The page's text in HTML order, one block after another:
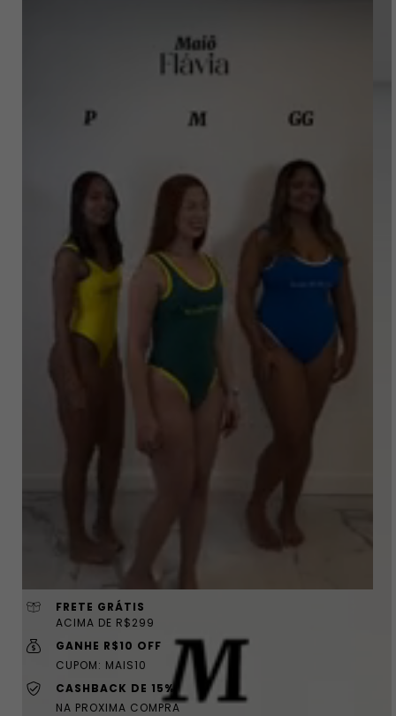
FRETE GRÁTIS
ACIMA DE R$299
GANHE R$10 OFF
CUPOM: MAIS10
CASHBACK DE 15%
NA PROXIMA COMPRA